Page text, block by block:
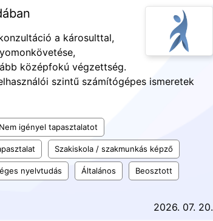
a károsulttal,
középfokú végzettség.
szintű számítógépes ismeretek
Nem igényel tapasztalatot
Szakiskola / szakmunkás képző
nyelvtudás Általános Beosztott
2026. 07. 20.